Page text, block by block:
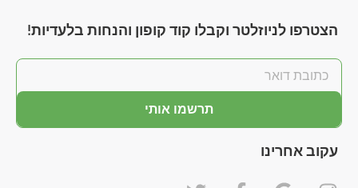
הצטרפו לניוזלטר וקבלו קוד קופון והנחות בלעדיות!
תרשמו אותי
עקוב אחרינו